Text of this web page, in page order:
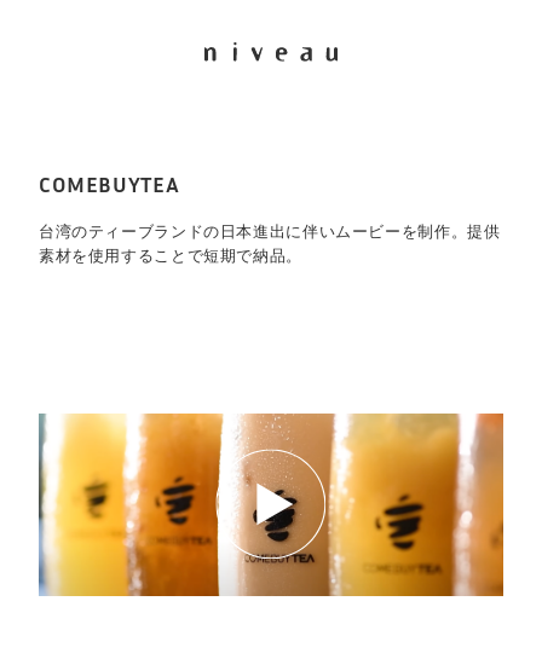
COMEBUYTEA
台湾のティーブランドの日本進出に伴いムービーを制作。提供
素材を使用することで短期で納品。